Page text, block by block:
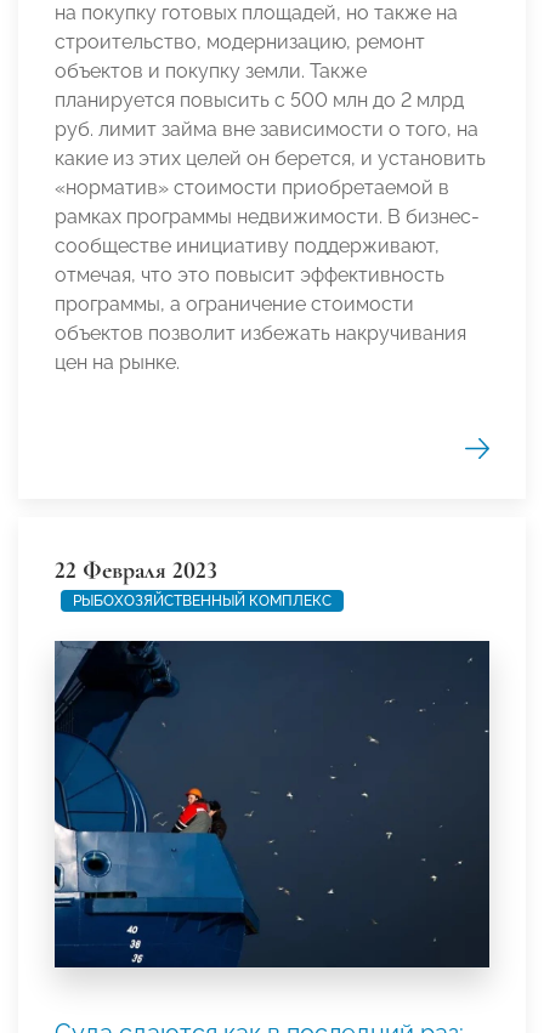
на покупку готовых площадей, но также на
строительство, модернизацию, ремонт
объектов и покупку земли. Также
планируется повысить с 500 млн до 2 млрд
руб. лимит займа вне зависимости о того, на
какие из этих целей он берется, и установить
«норматив» стоимости приобретаемой в
рамках программы недвижимости. В бизнес-
сообществе инициативу поддерживают,
отмечая, что это повысит эффективность
программы, а ограничение стоимости
объектов позволит избежать накручивания
цен на рынке.
22 Февраля 2023
РЫБОХОЗЯЙСТВЕННЫЙ КОМПЛЕКС